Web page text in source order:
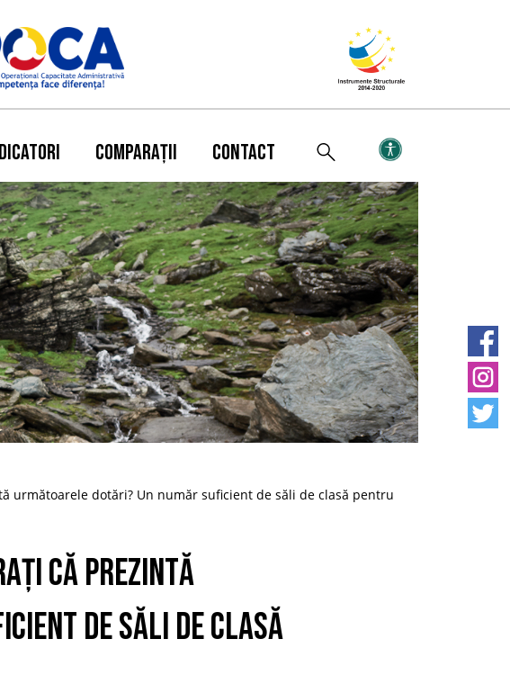
COMPARAȚII CONTACT
următoarele dotări? Un număr suficient de săli de clasă pentru
că prezintă
de săli de clasă